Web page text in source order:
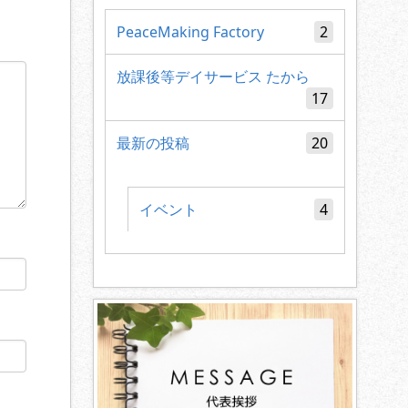
PeaceMaking Factory 2
放課後等デイサービス たから
17
最新の投稿 20
イベント 4